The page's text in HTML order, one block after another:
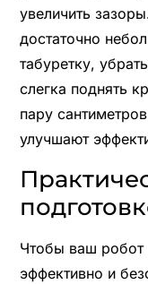
увеличить
достаточно
табуретку,
слегка поднять
пару
улучшают
Чтобы ваш робот
эффективно и